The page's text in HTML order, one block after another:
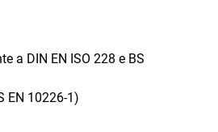
a DIN EN ISO 228 e BS
EN 10226-1)